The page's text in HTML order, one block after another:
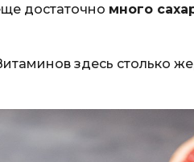
достаточно много
здесь столько